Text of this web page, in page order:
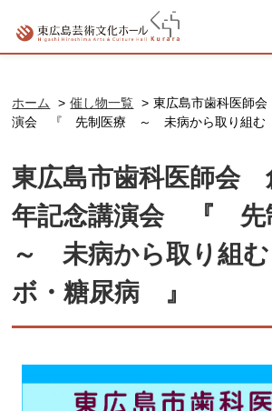
ホーム 催し物一覧
東広島市歯科医師
演会 『 先制医療 ～ 未病から取り組む
東広島市歯科医師会
年記念講演会 『 先
～ 未病から取り組
ボ・糖尿病 』